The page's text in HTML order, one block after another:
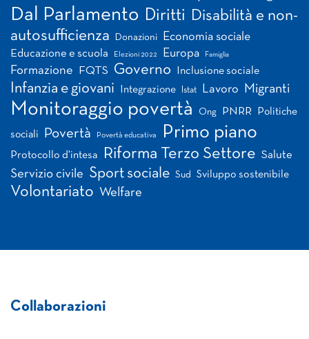
Dal Parlamento Diritti Disabilità e non-
autosufficienza
Donazioni Economia sociale
Educazione e scuola Elezioni 2022 Europa Famiglia
Formazione FQTS Governo Inclusione sociale
Infanzia e giovani Integrazione Istat Lavoro Migranti
Monitoraggio povertà Ong PNRR Politiche
sociali Povertà Povertà educativa Primo piano
Protocollo d'intesa Riforma Terzo Settore Salute
Servizio civile Sport sociale Sud Sviluppo sostenibile
Volontariato Welfare
Collaborazioni